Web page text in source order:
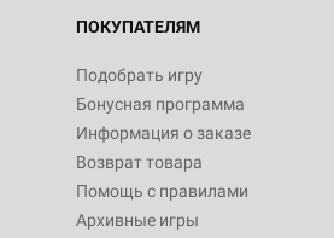
ПОКУПАТЕЛЯМ
Подобрать игру
Бонусная программа
Информация о заказе
Возврат товара
Помощь с правилами
Архивные игры